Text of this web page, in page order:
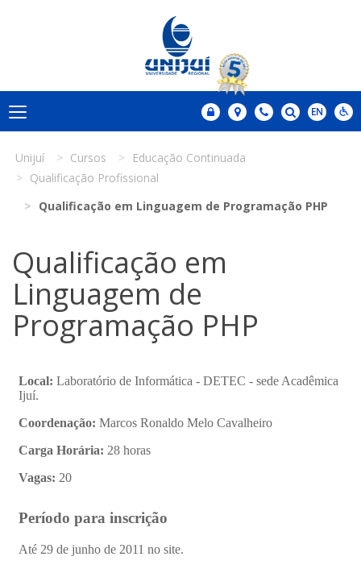
Unijuí Cursos
Educação Continuada
Qualificação Profissional
Qualificação em Linguagem de Programação PHP
Qualificação em
Linguagem de
Programação PHP